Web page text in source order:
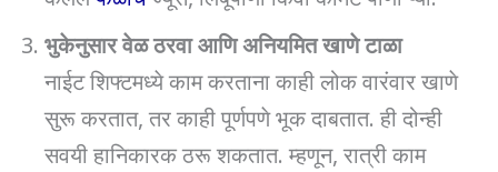
भुकेनुसार वेळ ठरवा आणि अनियमित खाणे टाळा
नाईट शिफ्टमध्ये काम करताना काही लोक वारंवार खाणे
सुरू करतात, तर काही पूर्णपणे भूक दाबतात. ही दोन्ही
सवयी हानिकारक ठरू शकतात. म्हणून, रात्री काम